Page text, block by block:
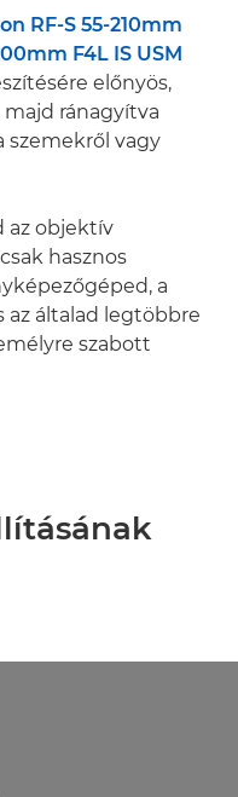
RF-S 55-210mm
F4L IS USM
előnyös,
ránagyítva
szemekről vagy
az objektív
hasznos
a
az általad legtöbbre
szabott